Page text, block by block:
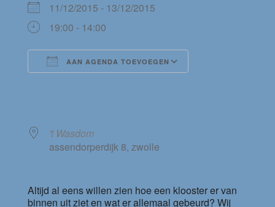
11/12/2015 - 13/12/2015
19:00 - 14:00
AAN AGENDA TOEVOEGEN
't Wasdom
assendorperdijk 8, zwolle
Altijd al eens willen zien hoe een klooster er van
binnen uit ziet en wat er allemaal gebeurd? Wij